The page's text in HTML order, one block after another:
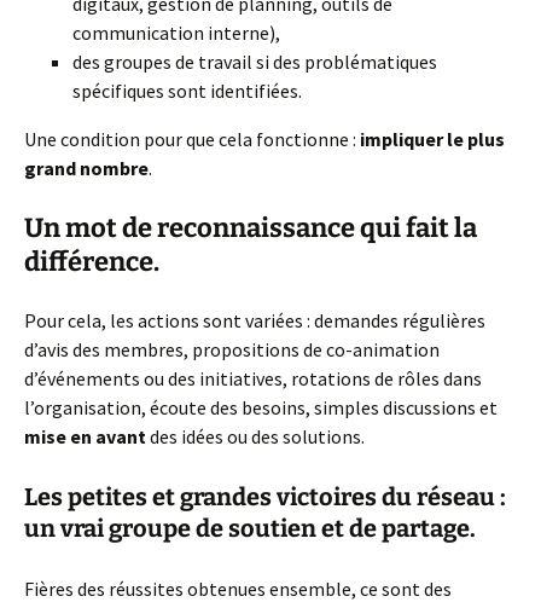
communication interne),
des groupes de travail si des problématiques
spécifiques sont identifiées.
Une condition pour que cela fonctionne : impliquer le plus
grand nombre.
Un mot de reconnaissance qui fait la
différence.
Pour cela, les actions sont variées : demandes régulières
d’avis des membres, propositions de co-animation
d’événements ou des initiatives, rotations de rôles dans
l’organisation, écoute des besoins, simples discussions et
mise en avantdes idées ou des solutions.
Les petites et grandes victoires du réseau :
un vrai groupe de soutien et de partage.
Fières des réussites obtenues ensemble, ce sont des